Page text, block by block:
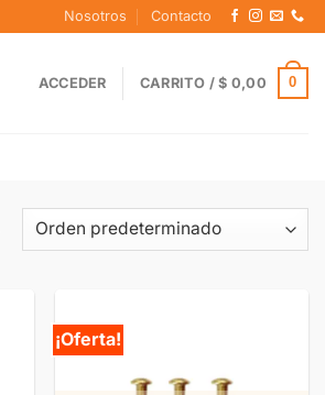
Nosotros Contacto
ACCEDER CARRITO /$ 0,00 0
¡Oferta!